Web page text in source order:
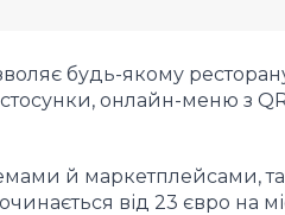
будь-якому
онлайн-меню з
й маркетплейсами,
від 23 євро на